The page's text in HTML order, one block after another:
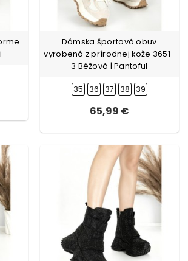
Dámska športová obuv
vyrobená z prírodnej kože 3651-
3 Béžová | Pantoful
35 36 37 38 39
65,99 €